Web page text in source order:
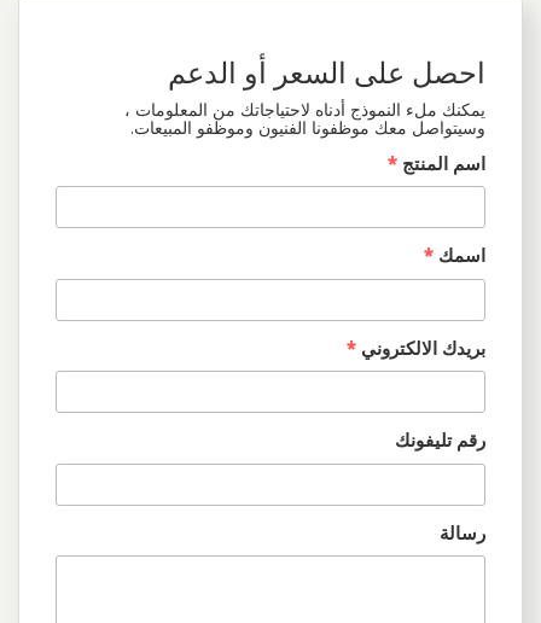
احصل على السعر أو الدعم
يمكنك ملء النموذج أدناه لاحتياجاتك من المعلومات ،
وسيتواصل معك موظفونا الفنيون وموظفو المبيعات.
اسم المنتج *
اسمك *
بريدك الالكتروني *
رقم تليفونك
رسالة